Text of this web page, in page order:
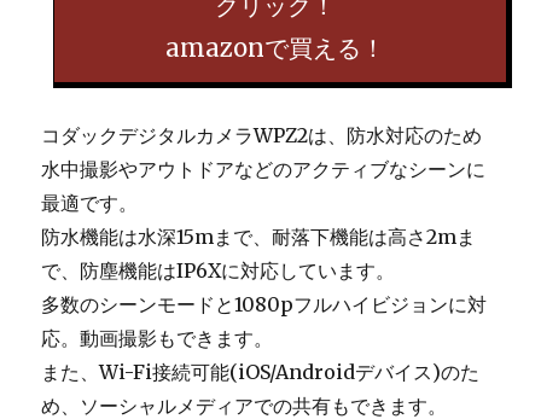
amazonで買える！
コダックデジタルカメラWPZ2は、防水対応のため
水中撮影やアウトドアなどのアクティブなシーンに
最適です。
防水機能は水深15mまで、耐落下機能は高さ2mま
で、防塵機能はIP6Xに対応しています。
多数のシーンモードと1080pフルハイビジョンに対
応。動画撮影もできます。
また、Wi-Fi接続可能(iOS/Androidデバイス)のた
め、ソーシャルメディアでの共有もできます。